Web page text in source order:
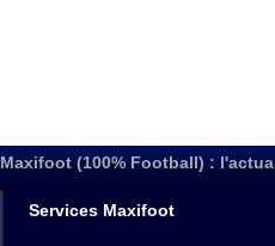
Maxifoot (100% Football) :
Services Maxifoot